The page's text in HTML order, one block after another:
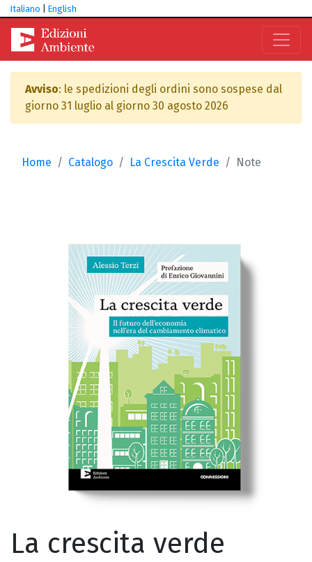
Italiano English
Avviso: le spedizioni degli ordini sono sospese dal
giorno 31 luglio al giorno 30 agosto 2026
Home Catalogo La Crescita Verde Note
La crescita verde